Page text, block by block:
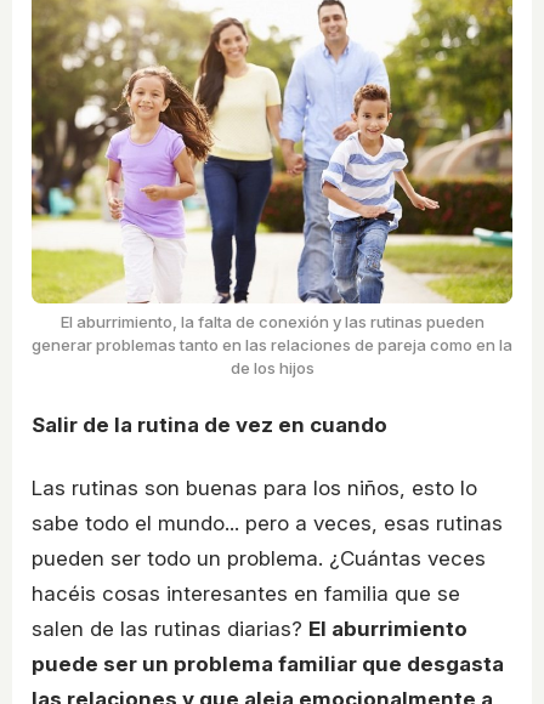
El aburrimiento, la falta de conexión y las rutinas pueden
generar problemas tanto en las relaciones de pareja como en la
de los hijos
Salir de la rutina de vez en cuando
Las rutinas son buenas para los niños, esto lo
sabe todo el mundo... pero a veces, esas rutinas
pueden ser todo un problema. ¿Cuántas veces
hacéis cosas interesantes en familia que se
salen de las rutinas diarias? El aburrimiento
puede ser un problema familiar que desgasta
las relaciones y que aleja emocionalmente a